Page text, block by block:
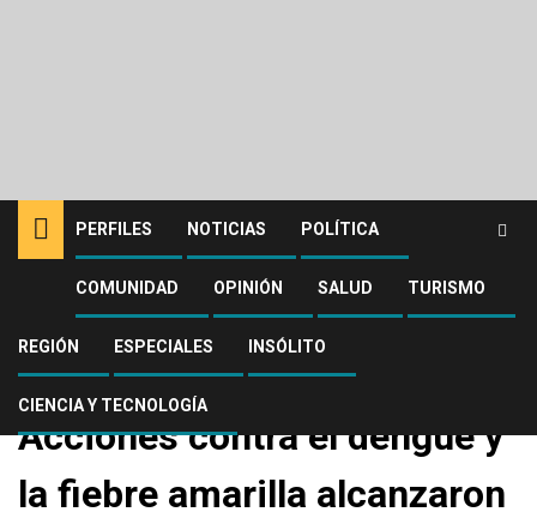
PERFILES NOTICIAS POLÍTICA
COMUNIDAD OPINIÓN SALUD TURISMO
REGIÓN ESPECIALES INSÓLITO
CIENCIA Y TECNOLOGÍA
Salud
Acciones contra el dengue y la fiebre amarilla alcanzaron cerca de 700
viviendas en diciembre de 2025
Salud
Acciones contra el dengue y
la fiebre amarilla alcanzaron